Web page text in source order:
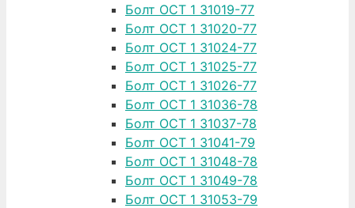
Болт ОСТ 1 31019-77
Болт ОСТ 1 31020-77
Болт ОСТ 1 31024-77
Болт ОСТ 1 31025-77
Болт ОСТ 1 31026-77
Болт ОСТ 1 31036-78
Болт ОСТ 1 31037-78
Болт ОСТ 1 31041-79
Болт ОСТ 1 31048-78
Болт ОСТ 1 31049-78
Болт ОСТ 1 31053-79